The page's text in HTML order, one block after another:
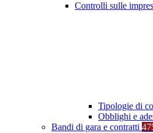
Controlli sulle
Tipologie di
Obblighi e
Bandi di gara e contratti